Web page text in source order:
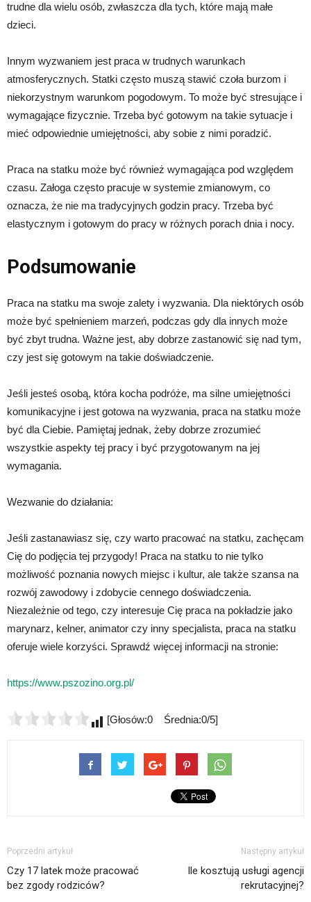
trudne dla wielu osób, zwłaszcza dla tych, które mają małe
dzieci.
Innym wyzwaniem jest praca w trudnych warunkach
atmosferycznych. Statki często muszą stawić czoła burzom i
niekorzystnym warunkom pogodowym. To może być stresujące i
wymagające fizycznie. Trzeba być gotowym na takie sytuacje i
mieć odpowiednie umiejętności, aby sobie z nimi poradzić.
Praca na statku może być również wymagająca pod względem
czasu. Załoga często pracuje w systemie zmianowym, co
oznacza, że nie ma tradycyjnych godzin pracy. Trzeba być
elastycznym i gotowym do pracy w różnych porach dnia i nocy.
Podsumowanie
Praca na statku ma swoje zalety i wyzwania. Dla niektórych osób
może być spełnieniem marzeń, podczas gdy dla innych może
być zbyt trudna. Ważne jest, aby dobrze zastanowić się nad tym,
czy jest się gotowym na takie doświadczenie.
Jeśli jesteś osobą, która kocha podróże, ma silne umiejętności
komunikacyjne i jest gotowa na wyzwania, praca na statku może
być dla Ciebie. Pamiętaj jednak, żeby dobrze zrozumieć
wszystkie aspekty tej pracy i być przygotowanym na jej
wymagania.
Wezwanie do działania:
Jeśli zastanawiasz się, czy warto pracować na statku, zachęcam
Cię do podjęcia tej przygody! Praca na statku to nie tylko
możliwość poznania nowych miejsc i kultur, ale także szansa na
rozwój zawodowy i zdobycie cennego doświadczenia.
Niezależnie od tego, czy interesuje Cię praca na pokładzie jako
marynarz, kelner, animator czy inny specjalista, praca na statku
oferuje wiele korzyści. Sprawdź więcej informacji na stronie:
https://www.pszozino.org.pl/
[Głosów:0 Średnia:0/5]
Poprzedni artykuł
Czy 17 latek może pracować
bez zgody rodziców?
Następny artykuł
Ile kosztują usługi agencji
rekrutacyjnej?